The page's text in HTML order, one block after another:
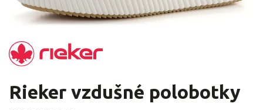
Rieker vzdušné polobotky